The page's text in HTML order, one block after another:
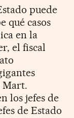
puede
qué casos
en la
el fiscal
Mart.
los jefes de
de Estado